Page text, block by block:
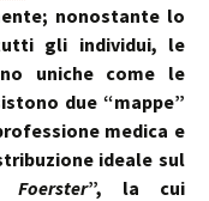
nonostante lo
gli individui, le
uniche come le
due “mappe”
medica e
ideale sul
”, la cui